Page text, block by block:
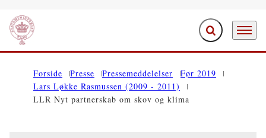
Gå til forsiden Fold søgefelt ud
Menu
Forside Presse Pressemeddelelser
Før 2019
Lars Løkke Rasmussen (2009 - 2011)
LLR Nyt partnerskab om skov og klima